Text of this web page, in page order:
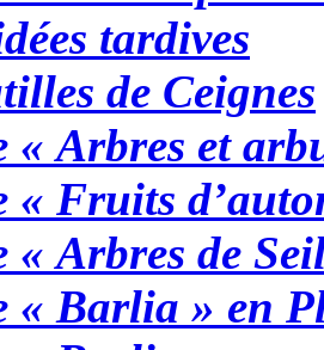
tardives
de Ceignes
« Arbres et
« Fruits
« Arbres de
« Barlia » en